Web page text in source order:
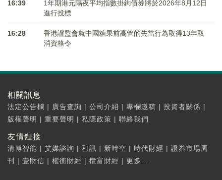
16:39
1年期港元隔夜平均指數掛鉤債券將於2026年8月12日
進行投標
16:28
香港證監會就中國糖果前高管的失當行為取得13年取
消資格令
相關訊息
法定公告欄 | 廣告查詢 | 公司介紹 | 專欄邀稿 | 投資者關係 |
版權聲明 | 重要聲明 | 私隱政策 | 聯絡我們
友情鏈接
清博智能 | 艾媒諮詢 | 和訊 | 新時空 | 時代財經 | 證券市場周
刊
| 壹財信 | 權衡財經 | 攬富財經 | 更多...